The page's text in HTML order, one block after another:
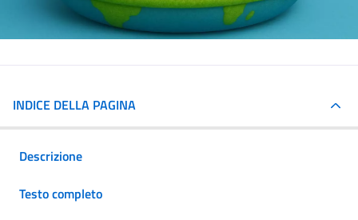
INDICE DELLA PAGINA
Descrizione
Testo completo